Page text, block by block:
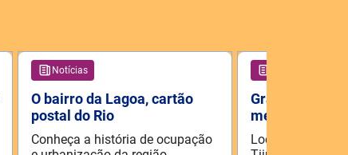
Notícias
O bairro da Lagoa, cartão
postal do Rio
Conheça a história de ocupação
Grajaú, o
metrópole
Localizado na